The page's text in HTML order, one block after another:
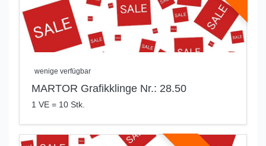
wenige verfügbar
MARTOR Grafikklinge Nr.: 28.50
1 VE = 10 Stk.